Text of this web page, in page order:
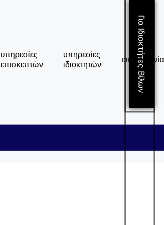
υπηρεσίες
επισκεπτών
υπηρεσίες
ιδιοκτητών
επικοινωνία
Για Ιδιοκτήτες Βίλων
Για Ιδιοκτήτες Βίλων